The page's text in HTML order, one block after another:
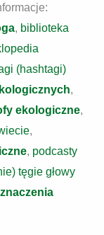
, biblioteka
(hashtagi)
,
ekologiczne,
,
, podcasty
tęgie głowy